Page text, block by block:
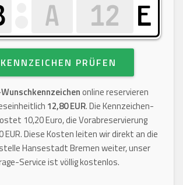
E
PRÜFEN
online reservieren
12,80 EUR. Die Kennzeichen-
10,20 Euro, die Vorabreservierung
EUR. Diese Kosten leiten wir direkt an die
Hansestadt Bremen weiter, unser
Service ist völlig kostenlos.